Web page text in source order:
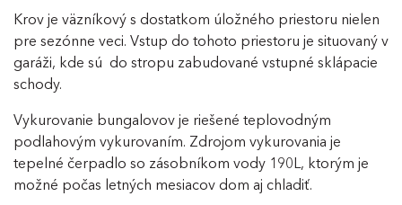
Krov je väzníkový s dostatkom úložného priestoru nielen
pre sezónne veci. Vstup do tohoto priestoru je situovaný v
garáži, kde sú do stropu zabudované vstupné sklápacie
schody.
Vykurovanie bungalovov je riešené teplovodným
podlahovým vykurovaním. Zdrojom vykurovania je
tepelné čerpadlo so zásobníkom vody 190L, ktorým je
možné počas letných mesiacov dom aj chladiť.